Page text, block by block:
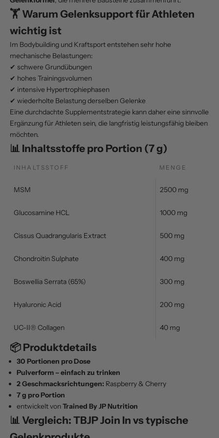
🏋️ Warum Gelenksupport für Athleten
wichtig ist
Im Bodybuilding und Kraftsport entstehen sehr hohe
mechanische Belastungen:
✔ schwere Grundübungen
✔ hohes Trainingsvolumen
✔ intensive Hypertrophiephasen
✔ wiederholte Belastung derselben Gelenke
Eine durchdachte Supplementstrategie kann daher eine sinnvolle
Ergänzung für Athleten sein, die langfristig leistungsfähig bleiben
möchten.
📊 Inhaltsstoffe pro Portion (7 g)
INHALTSSTOFF MENGE
MSM 2500 mg
Glucosamine HCL 1000 mg
Cissus Quadrangularis Extract 500 mg
Chondroitin Sulphate 400 mg
Boswellia Serrata (65%) 300 mg
Hyaluronic Acid 200 mg
UC-II® Collagen 40 mg
📦 Produktdetails
30 Portionen pro Dose
Pulverform – einfach zu trinken
2 Geschmacksrichtungen: Raspberry & Cherry
7 g pro Portion
entwickelt vonTrained By JP Nutrition
📊 Vergleich: TBJP Join In vs typische